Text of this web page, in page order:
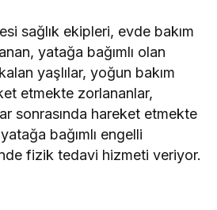
sağlık ekipleri, evde bakım
yatağa bağımlı olan
yaşlılar, yoğun bakım
etmekte zorlananlar,
sonrasında hareket etmekte
bağımlı engelli
fizik tedavi hizmeti veriyor.